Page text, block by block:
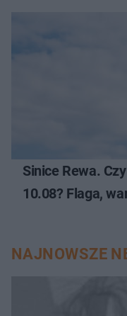
Sinice Rewa.
10.08? Flaga,
NAJNOWSZE